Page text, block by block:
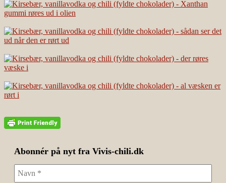
Abonnér på nyt fra Vivis-chili.dk